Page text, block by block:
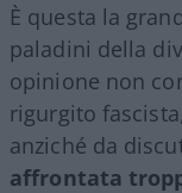
È questa la
paladini della
opinione non
rigurgito
anziché da
affrontata